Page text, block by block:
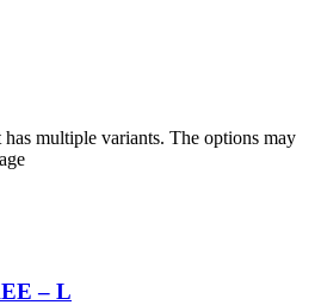
multiple variants. The options may
– L